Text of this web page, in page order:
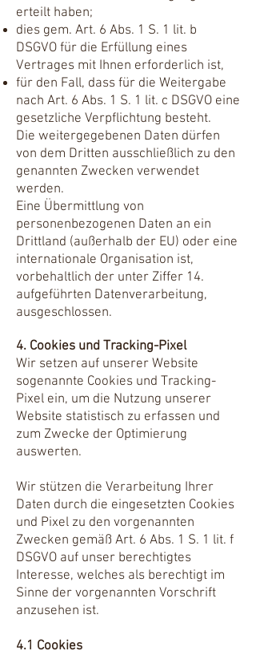
erteilt haben;
dies gem. Art. 6 Abs. 1 S. 1 lit. b
DSGVO für die Erfüllung eines
Vertrages mit Ihnen erforderlich ist,
für den Fall, dass für die Weitergabe
nach Art. 6 Abs. 1 S. 1 lit. c DSGVO eine
gesetzliche Verpflichtung besteht.
Die weitergegebenen Daten dürfen
von dem Dritten ausschließlich zu den
genannten Zwecken verwendet
werden.
Eine Übermittlung von
personenbezogenen Daten an ein
Drittland (außerhalb der EU) oder eine
internationale Organisation ist,
vorbehaltlich der unter Ziffer 14.
aufgeführten Datenverarbeitung,
ausgeschlossen.
4. Cookies und Tracking-Pixel
Wir setzen auf unserer Website
sogenannte Cookies und Tracking-
Pixel ein, um die Nutzung unserer
Website statistisch zu erfassen und
zum Zwecke der Optimierung
auswerten.
Wir stützen die Verarbeitung Ihrer
Daten durch die eingesetzten Cookies
und Pixel zu den vorgenannten
Zwecken gemäß Art. 6 Abs. 1 S. 1 lit. f
DSGVO auf unser berechtigtes
Interesse, welches als berechtigt im
Sinne der vorgenannten Vorschrift
anzusehen ist.
4.1 Cookies